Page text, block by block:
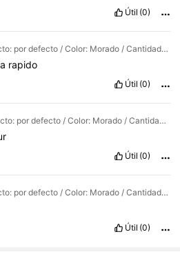
Útil (0)
por defecto: por defecto / Color: Morado / Cantidad: 100pcs
rapido
Útil (0)
por defecto: por defecto / Color: Morado / Cantidad: 200 piezas
Útil (0)
por defecto: por defecto / Color: Morado / Cantidad: 200 piezas
Útil (0)